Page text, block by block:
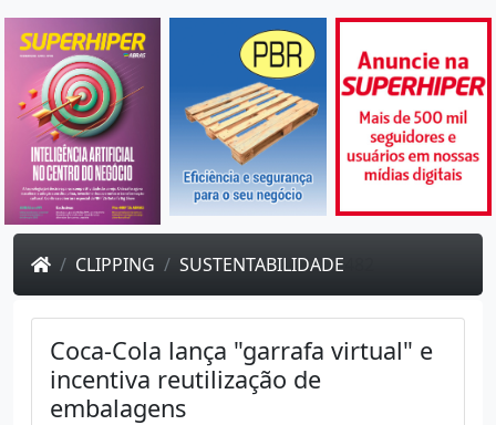
CLIPPING SUSTENTABILIDADE
Coca-Cola lança "garrafa virtual" e
incentiva reutilização de
embalagens